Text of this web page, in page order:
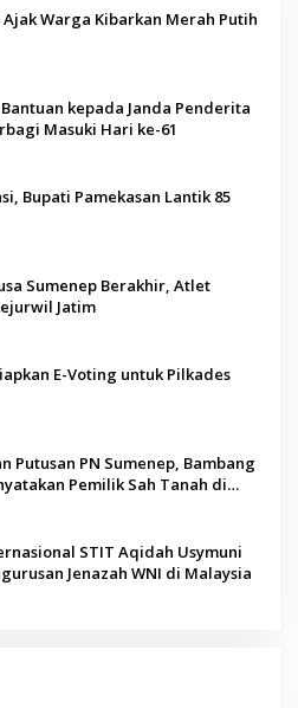
Warga Kibarkan Merah Putih
kepada Janda Penderita
Masuki Hari ke-61
Bupati Pamekasan Lantik 85
Sumenep Berakhir, Atlet
Jatim
E-Voting untuk Pilkades
Putusan PN Sumenep, Bambang
Pemilik Sah Tanah di
STIT Aqidah Usymuni
Jenazah WNI di Malaysia